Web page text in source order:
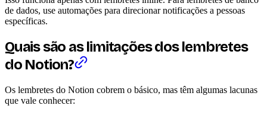
de dados, use automações para direcionar notificações a pessoas
específicas.
Quais são as limitações dos lembretes
do Notion?
Os lembretes do Notion cobrem o básico, mas têm algumas lacunas
que vale conhecer: